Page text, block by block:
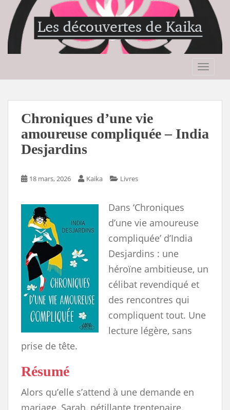
Chroniques d’une vie
amoureuse compliquée – India
Desjardins
18 mars, 2026 Kaika Livres
Dans ‘Chroniques
d’une vie amoureuse
compliquée’ d’India
Desjardins : une
héroïne ambitieuse, un
célibat revendiqué et
des rencontres qui
compliquent tout. Une
lecture légère, sans
prise de tête.
Résumé
Alors qu’elle s’attend à une demande en